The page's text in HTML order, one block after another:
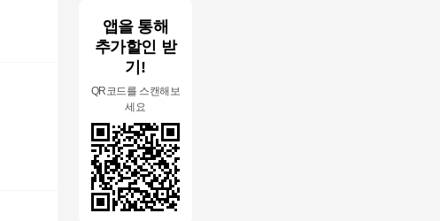
앱을 통해
추가할인 받
기!
QR코드를 스캔해보
세요